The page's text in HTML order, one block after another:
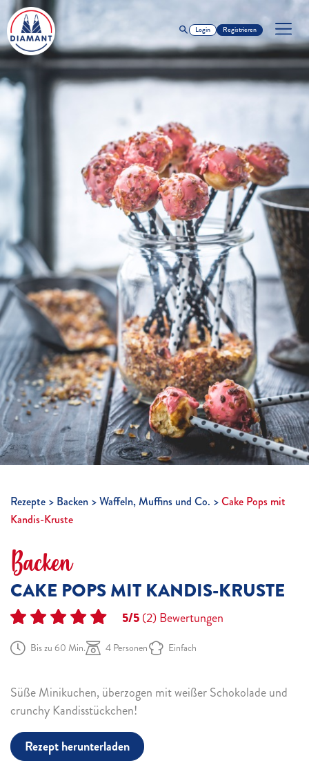
Login Registrieren
Rezepte Backen Waffeln, Muffins und Co.
Cake Pops mit
Kandis-Kruste
Backen
CAKE POPS MIT KANDIS-KRUSTE
5/5(2)Bewertungen
Bis zu 60 Min. 4 Personen Einfach
Süße Minikuchen, überzogen mit weißer Schokolade und
crunchy Kandisstückchen!
Rezept herunterladen